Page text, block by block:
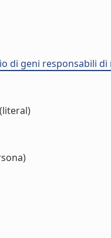
di geni responsabili